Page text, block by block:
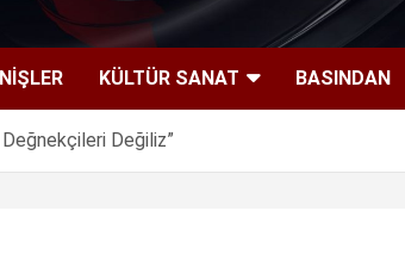
KÜLTÜR SANAT BASINDAN
Değiliz”